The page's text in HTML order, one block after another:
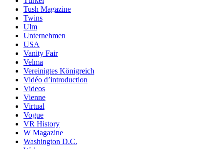
Tush Magazine
Twins
Ulm
Unternehmen
USA
Vanity Fair
Velma
Vereinigtes Königreich
Vidéo d’introduction
Videos
Vienne
Virtual
Vogue
VR History
W Magazine
Washington D.C.